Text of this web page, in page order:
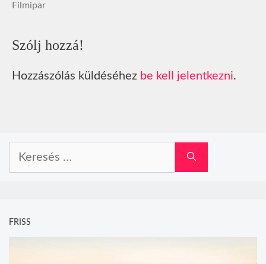
Filmipar
Szólj hozzá!
Hozzászólás küldéséhez be kell jelentkezni.
FRISS